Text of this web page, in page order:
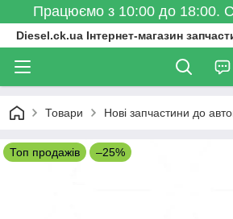
Працюємо з 10:00 до 18:00.
Diesel.ck.ua Інтернет-магазин
Товари Нові запчастини до
Топ продажів –25%